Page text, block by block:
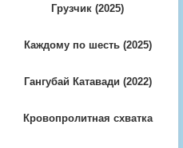
Грузчик (2025)
Каждому по шесть (2025)
Гангубай Катавади (2022)
Кровопролитная схватка